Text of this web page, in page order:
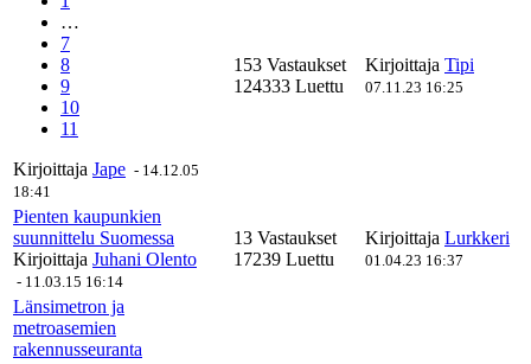
…
7
8
9
10
11
Kirjoittaja Jape - 14.12.05
18:41
153 Vastaukset
124333 Luettu
Kirjoittaja Tipi
07.11.23 16:25
Pienten kaupunkien
suunnittelu Suomessa
Kirjoittaja Juhani Olento
- 11.03.15 16:14
13 Vastaukset
17239 Luettu
Kirjoittaja Lurkkeri
01.04.23 16:37
Länsimetron ja
metroasemien
rakennusseuranta